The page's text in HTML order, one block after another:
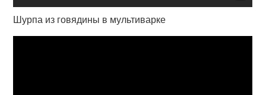
Шурпа из говядины в мультиварке